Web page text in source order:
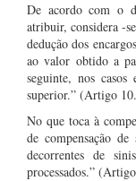
De acordo com o
atribuir, considera -
dedução dos
ao valor obtido a
seguinte, nos
superior.” (Artigo
No que toca à
de compensação
decorrentes de
processados.”